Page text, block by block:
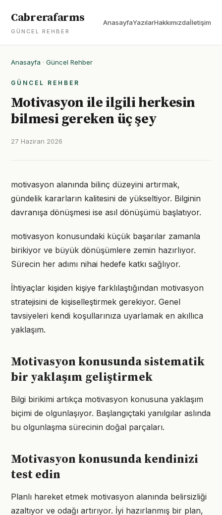
Cabrerafarms
GÜNCEL REHBER
AnasayfaYazılarHakkımızdaİletişim
Anasayfa · Güncel Rehber
GÜNCEL REHBER
Motivasyon ile ilgili herkesin
bilmesi gereken üç şey
27 Haziran 2026
motivasyon alanında bilinç düzeyini artırmak,
gündelik kararların kalitesini de yükseltiyor. Bilginin
davranışa dönüşmesi ise asıl dönüşümü başlatıyor.
motivasyon konusundaki küçük başarılar zamanla
birikiyor ve büyük dönüşümlere zemin hazırlıyor.
Sürecin her adımı nihai hedefe katkı sağlıyor.
İhtiyaçlar kişiden kişiye farklılaştığından motivasyon
stratejisini de kişiselleştirmek gerekiyor. Genel
tavsiyeleri kendi koşullarınıza uyarlamak en akıllıca
yaklaşım.
Motivasyon konusunda sistematik
bir yaklaşım geliştirmek
Bilgi birikimi artıkça motivasyon konusuna yaklaşım
biçimi de olgunlaşıyor. Başlangıçtaki yanılgılar aslında
bu olgunlaşma sürecinin doğal parçaları.
Motivasyon konusunda kendinizi
test edin
Planlı hareket etmek motivasyon alanında belirsizliği
azaltıyor ve odağı artırıyor. İyi hazırlanmış bir plan,